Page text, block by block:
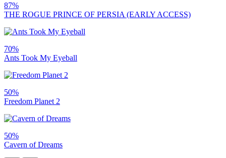
87%
THE ROGUE PRINCE OF PERSIA (EARLY ACCESS)
70%
Ants Took My Eyeball
50%
Freedom Planet 2
50%
Cavern of Dreams